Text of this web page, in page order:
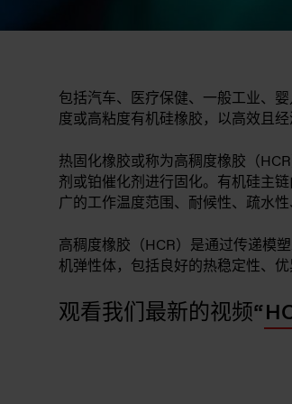
包括汽车、医疗保健、一般工业、
度或高粘度有机硅橡胶，以高效且经
热固化橡胶或称为高稠度橡胶（
剂或铂催化剂进行固化。有机硅主
广的工作温度范围、耐候性、疏水
高稠度橡胶（HCR）是通过传递模
机弹性体，包括良好的热稳定性、
观看我们最新的视频“